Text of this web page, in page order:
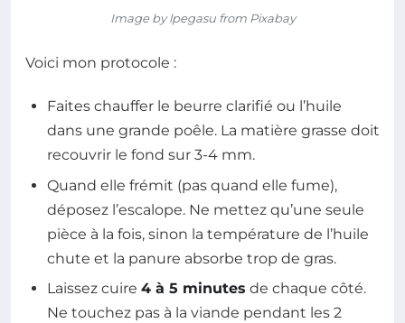
Image by lpegasu from Pixabay
Voici mon protocole :
Faites chauffer le beurre clarifié ou l’huile
dans une grande poêle. La matière grasse doit
recouvrir le fond sur 3-4 mm.
Quand elle frémit (pas quand elle fume),
déposez l’escalope. Ne mettez qu’une seule
pièce à la fois, sinon la température de l’huile
chute et la panure absorbe trop de gras.
Laissez cuire 4 à 5 minutes de chaque côté.
Ne touchez pas à la viande pendant les 2